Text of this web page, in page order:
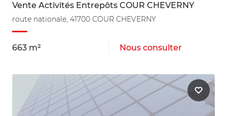
Vente Activités Entrepôts COUR CHEVERNY
route nationale, 41700 COUR CHEVERNY
663 m² Nous consulter